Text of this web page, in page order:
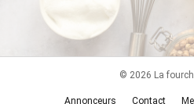
© 2026 La
Annonceurs Contact